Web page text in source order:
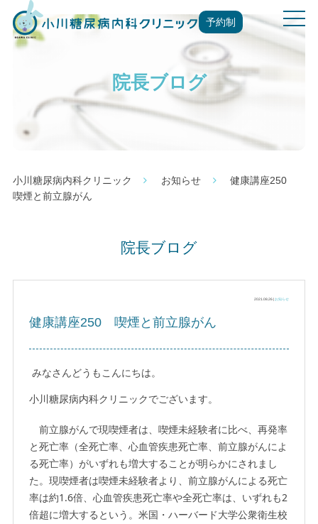
予約制
t
o
g
院長ブログ
小川糖尿病内科クリニック お知らせ
健康講座250
喫煙と前立腺がん
院長ブログ
2021.08.26 |お知らせ
健康講座250 喫煙と前立腺がん
みなさんどうもこんにちは。
小川糖尿病内科クリニックでございます。
前立腺がんで現喫煙者は、喫煙未経験者に比べ、再発率
と死亡率（全死亡率、心血管疾患死亡率、前立腺がんによ
る死亡率）がいずれも増大することが明らかにされまし
た。現喫煙者は喫煙未経験者より、前立腺がんによる死亡
率は約1.6倍、心血管疾患死亡率や全死亡率は、いずれも2
倍超に増大するという。米国・ハーバード大学公衆衛生校